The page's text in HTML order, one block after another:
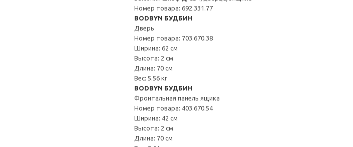
Номер товара: 692.331.77
BODBYN БУДБИН
Дверь
Номер товара: 703.670.38
Ширина: 62 см
Высота: 2 см
Длина: 70 см
Вес: 5.56 кг
BODBYN БУДБИН
Фронтальная панель ящика
Номер товара: 403.670.54
Ширина: 42 см
Высота: 2 см
Длина: 70 см